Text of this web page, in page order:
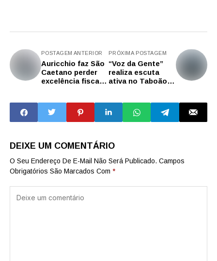
POSTAGEM ANTERIOR
Auricchio faz São
Caetano perder
excelência fiscal
PRÓXIMA POSTAGEM
“Voz da Gente”
realiza escuta
ativa no Taboão,
demandas desde
segurança a
zeladoria
DEIXE UM COMENTÁRIO
O Seu Endereço De E-Mail Não Será Publicado. Campos
Obrigatórios São Marcados Com *